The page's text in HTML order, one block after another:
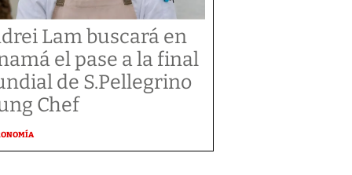
Lam buscará en
el pase a la final
de S.Pellegrino
Chef